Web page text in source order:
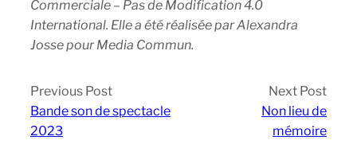
Commerciale – Pas de Modification 4.0
International. Elle a été réalisée par Alexandra
Josse pour Media Commun.
Previous Post
Bande son de spectacle
2023
Next Post
Non lieu de
mémoire